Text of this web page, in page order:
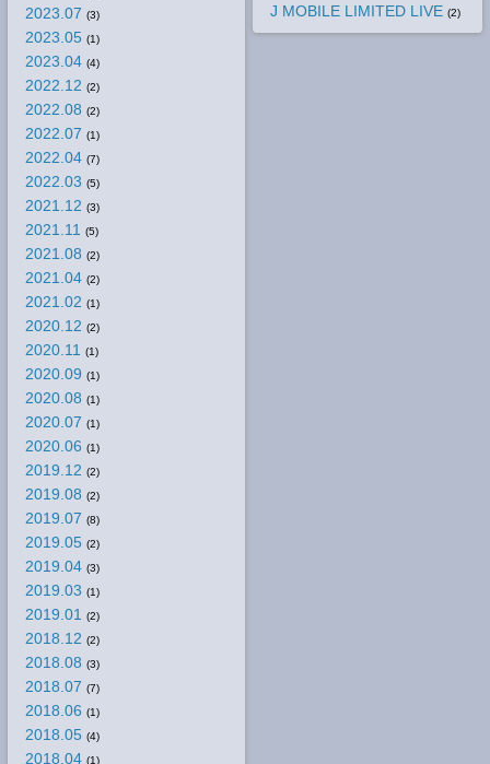
2023.07 (3)
2023.05 (1)
2023.04 (4)
2022.12 (2)
2022.08 (2)
2022.07 (1)
2022.04 (7)
2022.03 (5)
2021.12 (3)
2021.11 (5)
2021.08 (2)
2021.04 (2)
2021.02 (1)
2020.12 (2)
2020.11 (1)
2020.09 (1)
2020.08 (1)
2020.07 (1)
2020.06 (1)
2019.12 (2)
2019.08 (2)
2019.07 (8)
2019.05 (2)
2019.04 (3)
2019.03 (1)
2019.01 (2)
2018.12 (2)
2018.08 (3)
2018.07 (7)
2018.06 (1)
2018.05 (4)
2018.04 (1)
J MOBILE LIMITED LIVE (2)